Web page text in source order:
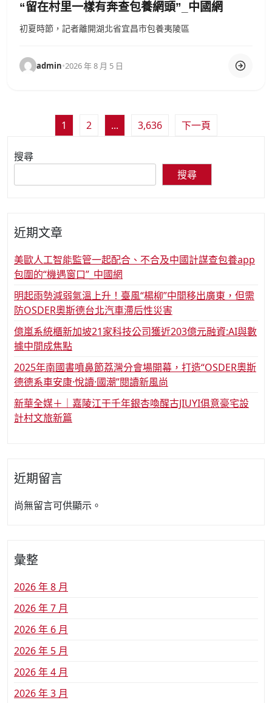
“留在村里一樣有奔查包養網頭”_中國網
初夏時節，記者離開湖北省宜昌市包養夷陵區
admin•2026 年 8 月 5 日
分
1 2 ... 3,636 下一頁
搜尋
搜尋
近期文章
美歐人工智能監管一起配合、不合及中國計謀查包養app
包圍的“機遇窗口”_中國網
明起雨勢減弱氣溫上升！臺風“楊柳”中間移出廣東，但需
防OSDER奧斯德台北汽車滯后性災害
億嵐系統櫃新加坡21家科技公司獲近203億元融資:AI與數
據中間成焦點
2025年南國書噴鼻節荔灣分會場開幕，打造“OSDER奧斯
德德系車安康·悅讀·國潮”閱讀新風尚
新華全媒＋｜嘉陵江干千年銀杏喚醒古JIUYI俱意豪宅設
計村文旅新篇
近期留言
尚無留言可供顯示。
彙整
2026 年 8 月
2026 年 7 月
2026 年 6 月
2026 年 5 月
2026 年 4 月
2026 年 3 月